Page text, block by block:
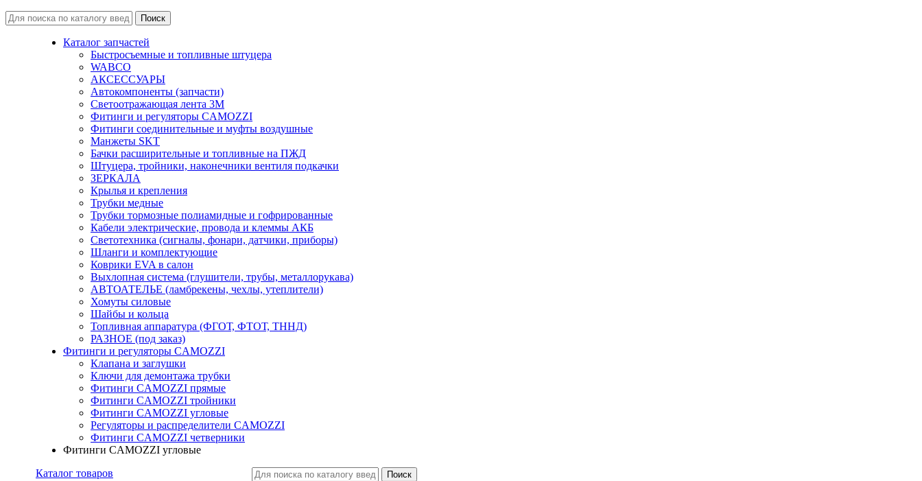
Каталог запчастей
Быстросъемные и топливные штуцера
WABCO
АКСЕССУАРЫ
Автокомпоненты (запчасти)
Светоотражающая лента 3М
Фитинги и регуляторы CAMOZZI
Фитинги соединительные и муфты воздушные
Манжеты SKT
Бачки расширительные и топливные на ПЖД
Штуцера, тройники, наконечники вентиля подкачки
ЗЕРКАЛА
Крылья и крепления
Трубки медные
Трубки тормозные полиамидные и гофрированные
Кабели электрические, провода и клеммы АКБ
Светотехника (сигналы, фонари, датчики, приборы)
Шланги и комплектующие
Коврики EVA в салон
Выхлопная система (глушители, трубы, металлорукава)
АВТОАТЕЛЬЕ (ламбрекены, чехлы, утеплители)
Хомуты силовые
Шайбы и кольца
Топливная аппаратура (ФГОТ, ФТОТ, ТННД)
РАЗНОЕ (под заказ)
Фитинги и регуляторы CAMOZZI
Клапана и заглушки
Ключи для демонтажа трубки
Фитинги CAMOZZI прямые
Фитинги CAMOZZI тройники
Фитинги CAMOZZI угловые
Регуляторы и распределители CAMOZZI
Фитинги CAMOZZI четверники
Фитинги CAMOZZI угловые
Каталог товаров